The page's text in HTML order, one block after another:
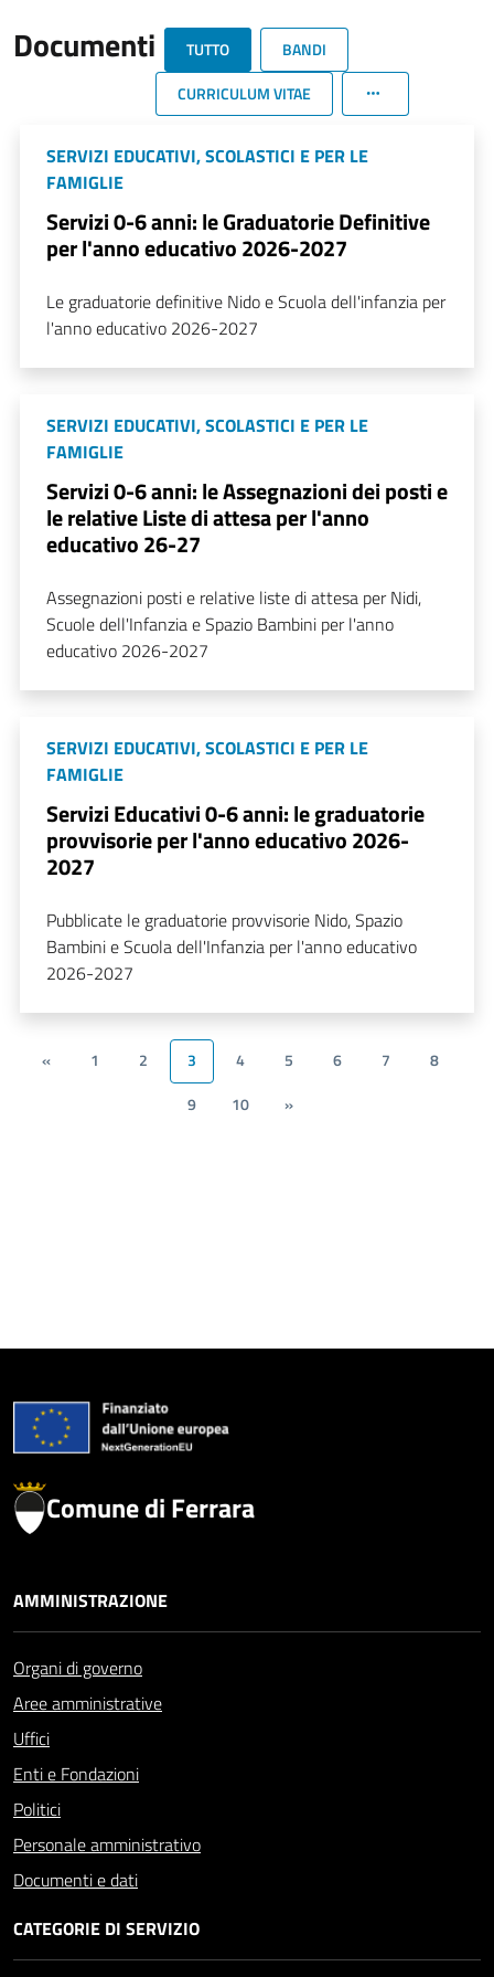
Documenti TUTTO
BANDI
CURRICULUM VITAE
SERVIZI EDUCATIVI, SCOLASTICI E PER LE
FAMIGLIE
Servizi 0-6 anni: le Graduatorie Definitive
per l'anno educativo 2026-2027
Le graduatorie definitive Nido e Scuola dell'infanzia per
l'anno educativo 2026-2027
SERVIZI EDUCATIVI, SCOLASTICI E PER LE
FAMIGLIE
Servizi 0-6 anni: le Assegnazioni dei posti e
le relative Liste di attesa per l'anno
educativo 26-27
Assegnazioni posti e relative liste di attesa per Nidi,
Scuole dell'Infanzia e Spazio Bambini per l'anno
educativo 2026-2027
SERVIZI EDUCATIVI, SCOLASTICI E PER LE
FAMIGLIE
Servizi Educativi 0-6 anni: le graduatorie
provvisorie per l'anno educativo 2026-
2027
Pubblicate le graduatorie provvisorie Nido, Spazio
Bambini e Scuola dell'Infanzia per l'anno educativo
2026-2027
« 1 2 3 4 5 6 7
8
9
10 »
Comune di Ferrara
AMMINISTRAZIONE
Organi di governo
Aree amministrative
Uffici
Enti e Fondazioni
Politici
Personale amministrativo
Documenti e dati
CATEGORIE DI SERVIZIO